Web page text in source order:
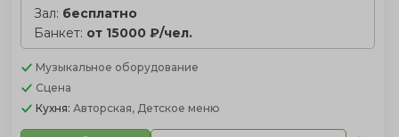
Зал: бесплатно
Банкет: от 15000 ₽/чел.
Музыкальное оборудование
Сцена
Кухня: Авторская, Детское меню